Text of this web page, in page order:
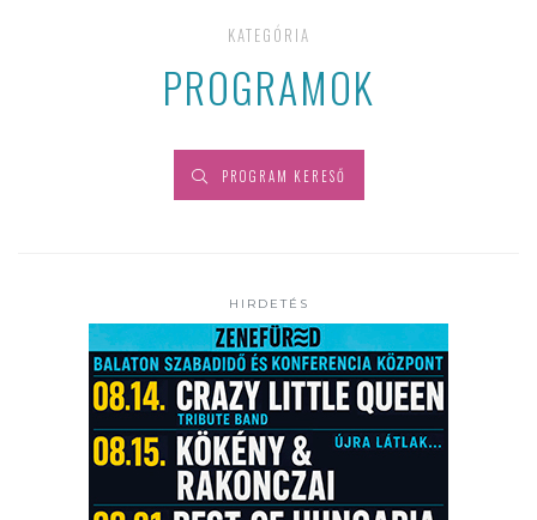
KATEGÓRIA
PROGRAMOK
PROGRAM KERESŐ
HIRDETÉS